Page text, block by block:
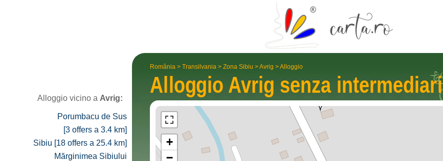
România > Transilvania > Zona Sibiu >Avrig >Alloggio
Alloggio Avrig senza interme­diari
+
−
Alloggio vicino a Avrig:
Porumbacu de Sus
[3 offers a 3.4 km]
Sibiu [18 offers a 25.4 km]
Mărginimea Sibiului